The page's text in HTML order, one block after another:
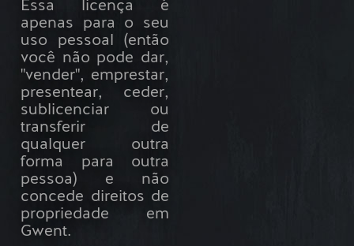
Essa licença é
apenas para o seu
uso pessoal (então
você não pode dar,
"vender", emprestar,
presentear, ceder,
sublicenciar ou
transferir de
qualquer outra
forma para outra
pessoa) e não
concede direitos de
propriedade em
Gwent.